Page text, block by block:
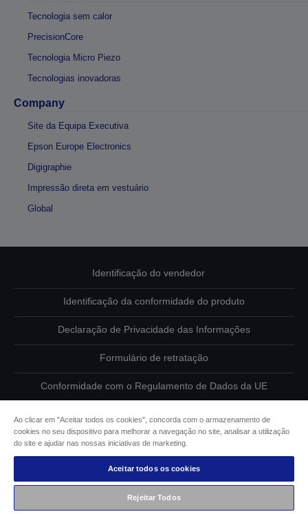
Tecnologia sem calor
PrecisionCore
Tecnologia Micro Piezo
Tecnologias inovadoras
Company
Site da Equipa Executiva
Epson Europe Electronics
Digigraphie
Impressão direta em vestuário
Global
Identificação do vendedor
Identificação da conformidade do produto
Declaração de Privacidade das Informações
Formulário de retratação
Conformidade com o Regulamento de Dados da UE
Informações sobre cookies
Compromisso da Epson para com a acessibilidade
Copyright © 2026 Seiko Epson
Ao clicar em "Aceitar todos os cookies", concorda com o armazenamento de
cookies no seu dispositivo para melhorar a navegação no site, analisar a utilização
do site e ajudar nas nossas iniciativas de marketing.
Aceitar todos os cookies
Rejeitar Todos